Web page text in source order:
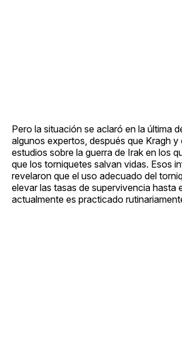
Pero la situación se aclaró en la última
algunos expertos, después que Kragh
estudios sobre la guerra de Irak en los
que los torniquetes salvan vidas. Esos
revelaron que el uso adecuado del
elevar las tasas de supervivencia hasta
actualmente es practicado